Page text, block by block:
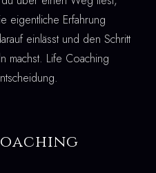
eigentliche Erfahrung
einlässt und den Schritt
machst. Life Coaching